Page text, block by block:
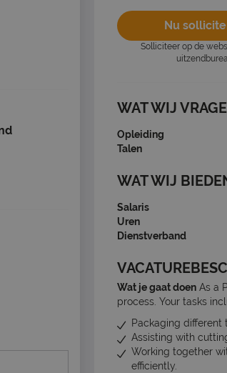
Nu
Solliciteer op de
WAT WIJ
Opleiding
Talen
WAT WIJ
Salaris
Uren
Dienstverband
Wat je gaat doen As a
process. Your tasks
Packaging
Assisting with
Working together
efficiently.